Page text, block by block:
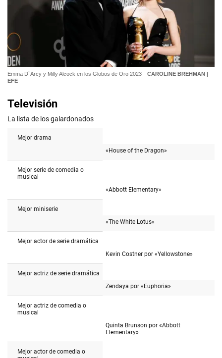
Emma D`Arcy y Milly Alcock en los Globos de Oro 2023
CAROLINE BREHMAN |
EFE